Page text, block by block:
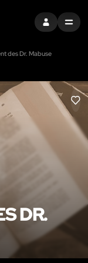
EINTRAGEN
MENU
des Dr. Mabuse
LIKE
DR.